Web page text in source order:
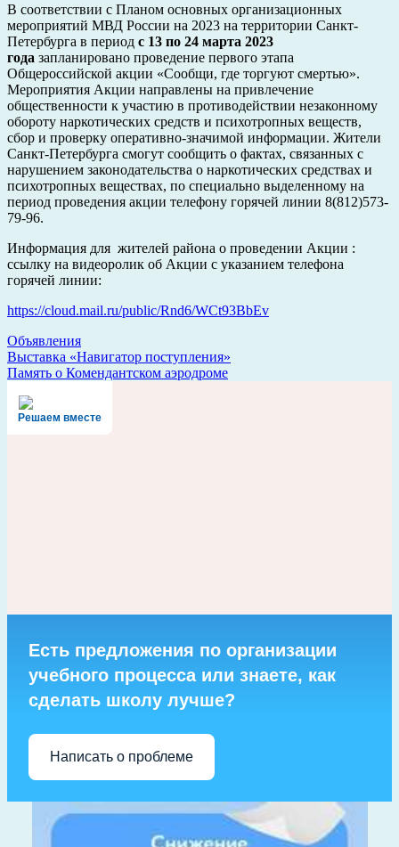
В соответствии с Планом основных организационных
мероприятий МВД России на 2023 на территории Санкт-
Петербурга в период с 13 по 24 марта 2023
года запланировано проведение первого этапа
Общероссийской акции «Сообщи, где торгуют смертью».
Мероприятия Акции направлены на привлечение
общественности к участию в противодействии незаконному
обороту наркотических средств и психотропных веществ,
сбор и проверку оперативно-значимой информации. Жители
Санкт-Петербурга смогут сообщить о фактах, связанных с
нарушением законодательства о наркотических средствах и
психотропных веществах, по специально выделенному на
период проведения акции телефону горячей линии 8(812)573-
79-96.
Информация для жителей района о проведении Акции :
ссылку на видеоролик об Акции с указанием телефона
горячей линии:
https://cloud.mail.ru/public/Rnd6/WCt93BbEv
Объявления
Навигация
по
записям
Выставка «Навигатор поступления»
Память о Комендантском аэродроме
Решаем вместе
Есть предложения по организации
учебного процесса или знаете, как
сделать школу лучше?
Написать о проблеме